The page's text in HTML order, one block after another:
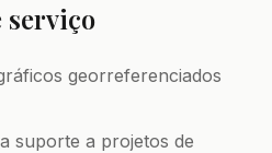
serviço
georreferenciados
suporte a projetos de